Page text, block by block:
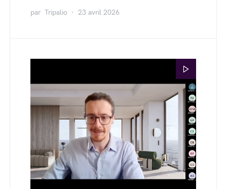
par Tripalio 23 avril 2026